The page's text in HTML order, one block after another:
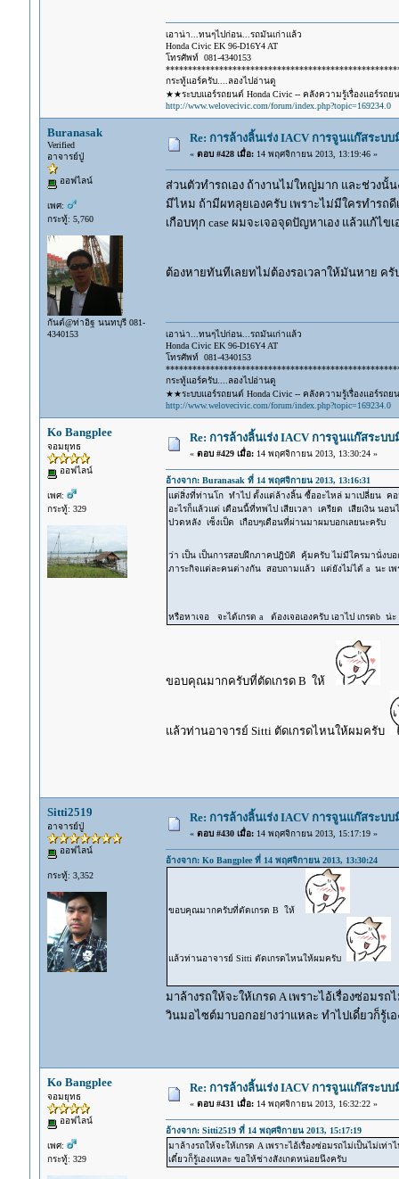
เอาน่า...ทนๆไปก่อน...รถมันเก่าแล้ว
Honda Civic EK 96-D16Y4 AT
โทรศัพท์ 081-4340153
กระทู้แอร์ครับ....ลองไปอ่านดู
★★ระบบแอร์รถยนต์ Honda Civic -- คลังความรู้เรื่องแอร์รถ
http://www.welovecivic.com/forum/index.php?topic=169234.0
Buranasak
Verified
อาจารย์ปู่
ออฟไลน์
เพศ:
กระทู้: 5,760
กันต์@ท่าอิฐ นนทบุรี 081-
4340153
Re: การล้างลิ้นเร่ง IACV การจูนแก๊สระ
« ตอบ #428 เมื่อ:14 พฤศจิกายน 2013, 13:19:46 »
ส่วนตัวทำรถเอง ถ้างานไม่ใหญ่มาก และช่วงนั้น
มีไหม ถ้ามีผทลุยเองครับ เพราะไม่มีใครทำรถดี
เกือบทุก case ผมจะเจอจุดปัญหาเอง แล้วแก้ไข
ต้องหายทันทีเลยทไม่ต้องรอเวลาให้มันหาย ครั
เอาน่า...ทนๆไปก่อน...รถมันเก่าแล้ว
Honda Civic EK 96-D16Y4 AT
โทรศัพท์ 081-4340153
กระทู้แอร์ครับ....ลองไปอ่านดู
★★ระบบแอร์รถยนต์ Honda Civic -- คลังความรู้เรื่องแอร์รถ
http://www.welovecivic.com/forum/index.php?topic=169234.0
Ko Bangplee
จอมยุทธ
ออฟไลน์
เพศ:
กระทู้: 329
Re: การล้างลิ้นเร่ง IACV การจูนแก๊สระ
« ตอบ #429 เมื่อ:14 พฤศจิกายน 2013, 13:30:24 »
อ้างจาก: Buranasak ที่ 14 พฤศจิกายน 2013, 13:16:31
แต่สิ่งที่ท่านโก ทำไป ตั้งแต่ล้างลิ้น ซื้ออะไหล่ มาเปลี่ยน ค
อะไรก็แล้วแต่ เดือนนี้ที่ทพไป เสียเวลา เครียด เสียเงิน นอน
ปวดหลัง เซ็งเป็ด เกือบๆเดือนที่ผ่านมาผมบอกเลยนะครับ
ว่า เป็น เป็นการสอบฝึกภาคปฎิบัติ คุ้มครับ ไม่มีใครมานั่งบอ
ภาระกิจแต่ละคนต่างกัน สอบถามแล้ว แต่ยังไม่ได้ a นะ เ
หรือหาเจอ จะได้เกรด a ต้องเจอเองครับ เอาไป เกรดb น่ะ
ขอบคุณมากครับที่ตัดเกรด B ให้
แล้วท่านอาจารย์ Sitti ตัดเกรดไหนให้ผมครับ
Sitti2519
อาจารย์ปู่
ออฟไลน์
กระทู้: 3,352
Re: การล้างลิ้นเร่ง IACV การจูนแก๊สระ
« ตอบ #430 เมื่อ:14 พฤศจิกายน 2013, 15:17:19 »
อ้างจาก: Ko Bangplee ที่ 14 พฤศจิกายน 2013, 13:30:24
ขอบคุณมากครับที่ตัดเกรด B ให้
แล้วท่านอาจารย์ Sitti ตัดเกรดไหนให้ผมครับ
มาล้างรถให้จะให้เกรด A เพราะไอ้เรื่องซ่อมร
วินมอไซต์มาบอกอย่างว่าแหละ ทำไปเดี๋ยวก็รู้เ
Ko Bangplee
จอมยุทธ
ออฟไลน์
เพศ:
กระทู้: 329
Re: การล้างลิ้นเร่ง IACV การจูนแก๊สระ
« ตอบ #431 เมื่อ:14 พฤศจิกายน 2013, 16:32:22 »
อ้างจาก: Sitti2519 ที่ 14 พฤศจิกายน 2013, 15:17:19
มาล้างรถให้จะให้เกรด A เพราะไอ้เรื่องซ่อมรถไม่เป็นไม่
เดี๋ยวก็รู้เองแหละ ขอให้ช่างสังเกตหน่อยนึงครับ